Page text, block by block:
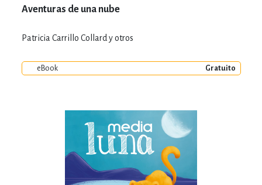
Aventuras de una nube
Patricia Carrillo Collard y otros
eBook Gratuito